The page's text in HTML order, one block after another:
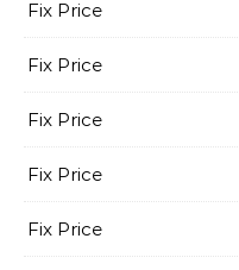
Fix Price
Fix Price
Fix Price
Fix Price
Fix Price